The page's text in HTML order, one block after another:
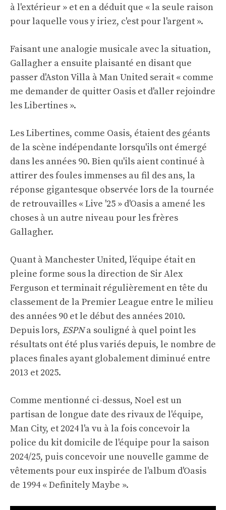
à l'extérieur » et en a déduit que « la seule raison
pour laquelle vous y iriez, c'est pour l'argent ».
Faisant une analogie musicale avec la situation,
Gallagher a ensuite plaisanté en disant que
passer d'Aston Villa à Man United serait « comme
me demander de quitter Oasis et d'aller rejoindre
les Libertines ».
Les Libertines, comme Oasis, étaient des géants
de la scène indépendante lorsqu'ils ont émergé
dans les années 90. Bien qu'ils aient continué à
attirer des foules immenses au fil des ans, la
réponse gigantesque observée lors de la tournée
de retrouvailles « Live '25 » d'Oasis a amené les
choses à un autre niveau pour les frères
Gallagher.
Quant à Manchester United, l’équipe était en
pleine forme sous la direction de Sir Alex
Ferguson et terminait régulièrement en tête du
classement de la Premier League entre le milieu
des années 90 et le début des années 2010.
Depuis lors, ESPNa souligné à quel point les
résultats ont été plus variés depuis, le nombre de
places finales ayant globalement diminué entre
2013 et 2025.
Comme mentionné ci-dessus, Noel est un
partisan de longue date des rivaux de l'équipe,
Man City, et 2024 l'a vu à la fois concevoir la
police du kit domicile de l'équipe pour la saison
2024/25, puis concevoir une nouvelle gamme de
vêtements pour eux inspirée de l'album d'Oasis
de 1994 « Definitely Maybe ».